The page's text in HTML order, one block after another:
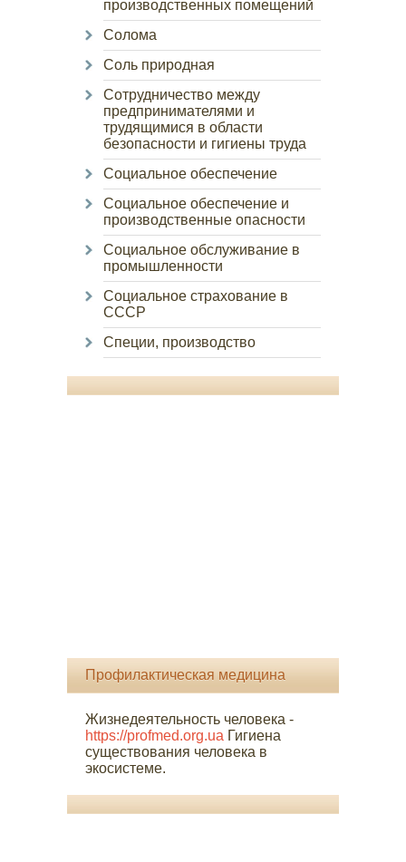
производственных помещений
Солома
Соль природная
Сотрудничество между
предпринимателями и
трудящимися в области
безопасности и гигиены труда
Социальное обеспечение
Социальное обеспечение и
производственные опасности
Социальное обслуживание в
промышленности
Социальное страхование в
СССР
Специи, производство
Профилактическая медицина
Жизнедеятельность человека -
https://profmed.org.ua Гигиена
существования человека в
экосистеме.